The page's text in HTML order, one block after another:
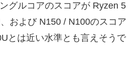
グルコアのスコアが Ryzen 5
および N150 / N100のスコア
とは近い水準とも言えそうで